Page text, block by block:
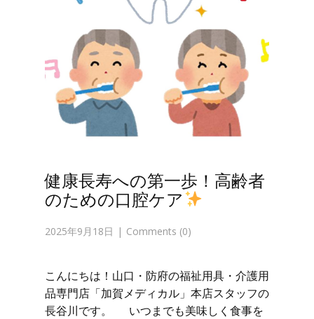
健康長寿への第一歩！高齢者
のための口腔ケア
2025年9月18日 Comments (0)
こんにちは！山口・防府の福祉用具・介護用
品専門店「加賀メディカル」本店スタッフの
長谷川です。 いつまでも美味しく食事を